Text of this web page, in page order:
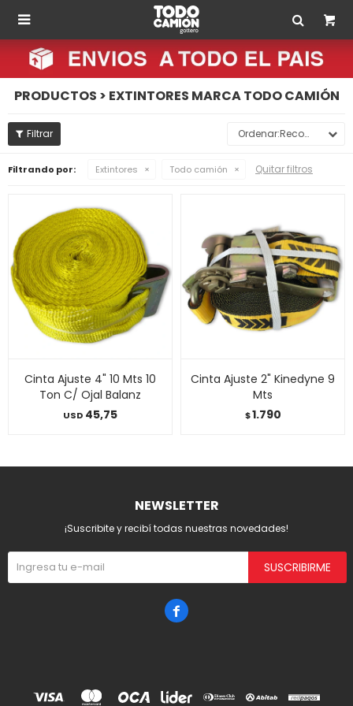

PRODUCTOS > EXTINTORES MARCA TODO CAMIÓN
Recomendados
Filtrando por: Extintores Todo camión Quitar filtros
Cinta Ajuste 4" 10 Mts 10
Ton C/ Ojal Balanz
USD 45,75
Cinta Ajuste 2" Kinedyne 9
Mts
$1.790
NEWSLETTER
¡Suscribite y recibí todas nuestras novedades!
SUSCRIBIRME
